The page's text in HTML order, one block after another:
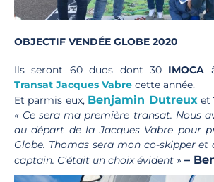
OBJECTIF VENDÉE GLOBE 2020
Ils seront 60 duos dont 30 IMOCA
Transat Jacques Vabre cette année.
Et parmis eux, Benjamin Dutreux et
« Ce sera ma première transat. Nous
au départ de la Jacques Vabre pour
Globe. Thomas sera mon co-skipper et
captain. C’était un choix évident » –